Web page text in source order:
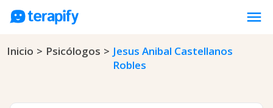
menu
Psicólogos en línea
Inicio > Psicólogos > Jesus Anibal Castellanos
Robles